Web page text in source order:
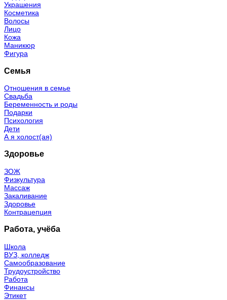
Украшения
Косметика
Волосы
Лицо
Кожа
Маникюр
Фигура
Семья
Отношения в семье
Свадьба
Беременность и роды
Подарки
Психология
Дети
А я холост(ая)
Здоровье
ЗОЖ
Физкультура
Массаж
Закаливание
Здоровье
Контрацепция
Работа, учёба
Школа
ВУЗ, колледж
Самообразование
Трудоустройство
Работа
Финансы
Этикет